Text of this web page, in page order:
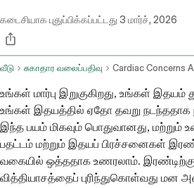
கடைசியாக புதுப்பிக்கப்பட்டது 3 மார்ச், 2026
வீடு சுகாதார வலைப்பதிவு
உங்கள் மார்பு இறுகுகிறது, உங்கள் இதயம்
உங்கள் இதயத்தில் ஏதோ தவறு நடந்ததாக
இந்த பயம் மிகவும் பொதுவானது,
பதட்டம் மற்றும் இதயப் பிரச்சனைகள்
வகையில் ஒத்ததாக உணரலாம்.
வித்தியாசத்தைப் புரிந்துகொள்வது